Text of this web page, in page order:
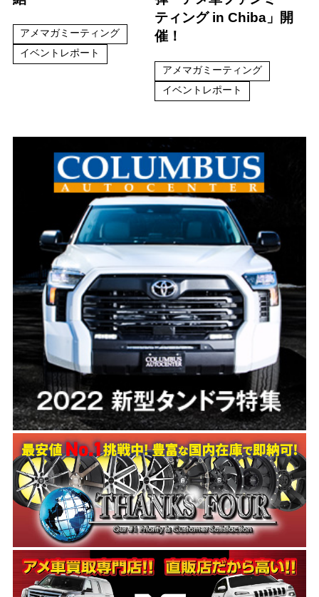
アメマガミーティング
イベントレポート
ティング in Chiba」開
催！
アメマガミーティング
イベントレポート